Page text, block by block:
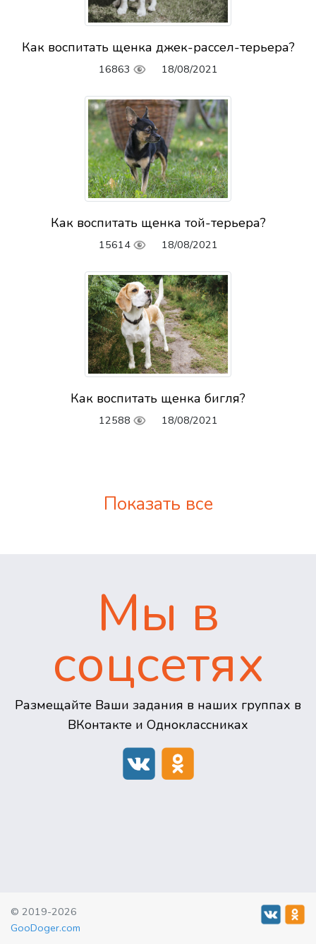
Как воспитать щенка джек-рассел-терьера?
16863 18/08/2021
Как воспитать щенка той-терьера?
15614 18/08/2021
Как воспитать щенка бигля?
12588 18/08/2021
Показать все
Мы в
соцсетях
Размещайте Ваши задания в наших группах в
ВКонтакте и Одноклассниках
© 2019-2026
GooDoger.com